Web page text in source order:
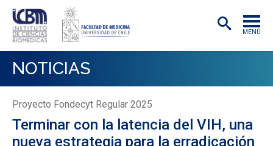
MENÚ
ACADÉMICAS/OS
INVESTIGACIÓN
PREGRADO
NOTICIAS
Proyecto Fondecyt Regular 2025
Terminar con la latencia del VIH, una
nueva estrategia para la erradicación